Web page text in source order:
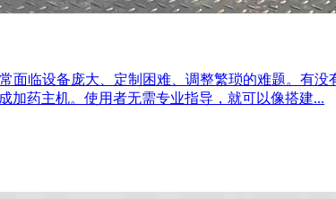
面临设备庞大、定制困难、调整繁琐的难题。有没
加药主机。使用者无需专业指导，就可以像搭建...